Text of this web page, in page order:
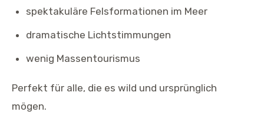
spektakuläre Felsformationen im Meer
dramatische Lichtstimmungen
wenig Massentourismus
Perfekt für alle, die es wild und ursprünglich
mögen.